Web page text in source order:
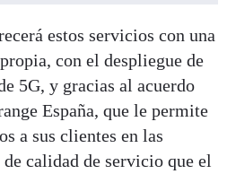
estos servicios con una
con el despliegue de
5G, y gracias al acuerdo
España, que le permite
a sus clientes en las
calidad de servicio que el